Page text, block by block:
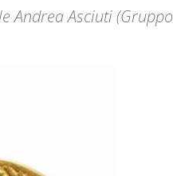
Andrea Asciuti